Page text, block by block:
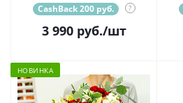
CashBack 200 руб. ?
3 990руб./шт
НОВИНКА